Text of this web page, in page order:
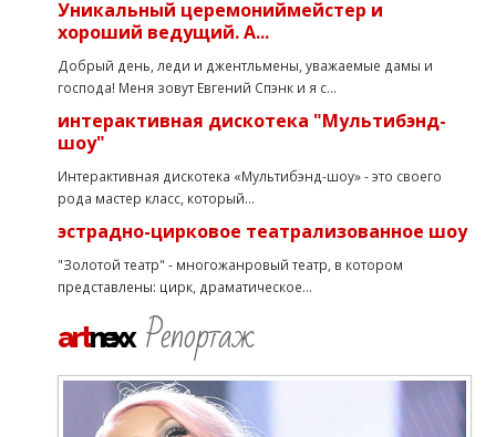
Уникальный церемониймейстер и
хороший ведущий. А...
Добрый день, леди и джентльмены, уважаемые дамы и
господа! Меня зовут Евгений Спэнк и я с...
интерактивная дискотека "Мультибэнд-
шоу"
Интерактивная дискотека «Мультибэнд-шоу» - это своего
рода мастер класс, который...
эстрадно-цирковое театрализованное шоу
"Золотой театр" - многожанровый театр, в котором
представлены: цирк, драматическое...
artnexx Репортаж